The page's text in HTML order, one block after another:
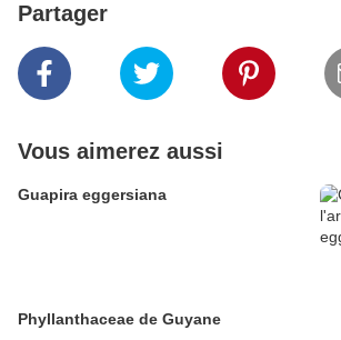
Partager
Vous aimerez aussi
Guapira eggersiana
Phyllanthaceae de Guyane